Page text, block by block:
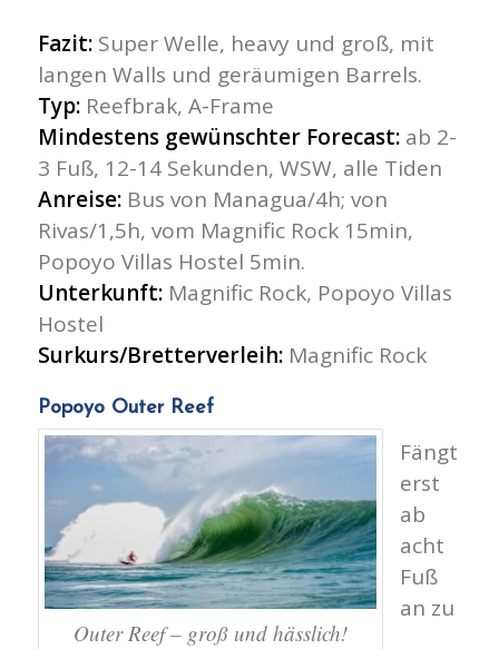
Fazit:Super Welle, heavy und groß, mit
langen Walls und geräumigen Barrels.
Typ:Reefbrak, A-Frame
Mindestens gewünschter Forecast:ab 2-
3 Fuß, 12-14 Sekunden, WSW, alle Tiden
Anreise:Bus von Managua/4h; von
Rivas/1,5h, vom Magnific Rock 15min,
Popoyo Villas Hostel 5min.
Unterkunft:Magnific Rock, Popoyo Villas
Hostel
Surkurs/Bretterverleih:Magnific Rock
Popoyo Outer Reef
Outer Reef – groß und hässlich!
Fängt
erst
ab
acht
Fuß
an zu